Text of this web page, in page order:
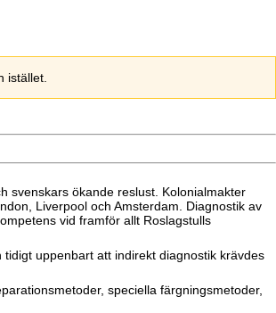
istället.
svenskars ökande reslust. Kolonialmakter
Liverpool och Amsterdam. Diagnostik av
vid framför allt Roslagstulls
uppenbart att indirekt diagnostik krävdes
speciella färgningsmetoder,